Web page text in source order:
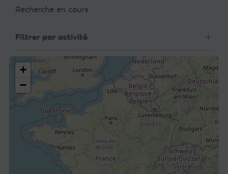
Recherche en cours
Filtrer par activité
+
−